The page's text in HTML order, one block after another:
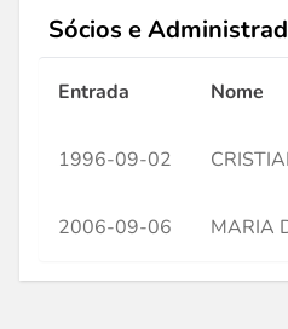
Sócios e
Entrada Nome
1996-09-02
2006-09-06 MARIA